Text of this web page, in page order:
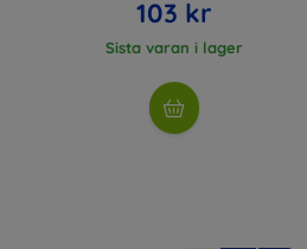
103 kr
Sista varan i lager